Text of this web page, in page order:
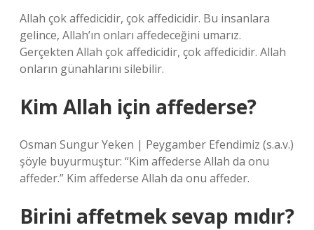
Allah çok affedicidir, çok affedicidir. Bu insanlara
gelince, Allah’ın onları affedeceğini umarız.
Gerçekten Allah çok affedicidir, çok affedicidir. Allah
onların günahlarını silebilir.
Kim Allah için affederse?
Osman Sungur Yeken | Peygamber Efendimiz (s.a.v.)
şöyle buyurmuştur: “Kim affederse Allah da onu
affeder.” Kim affederse Allah da onu affeder.
Birini affetmek sevap mıdır?